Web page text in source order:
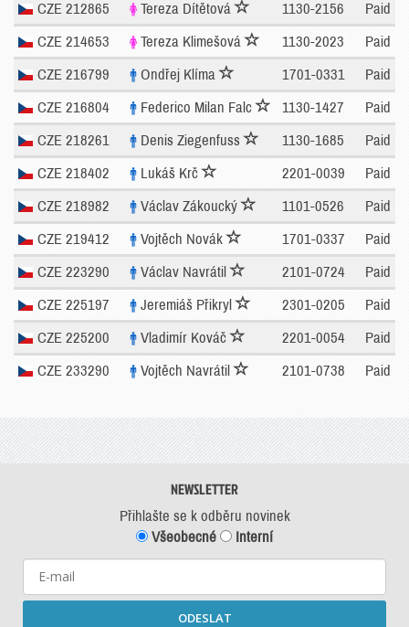
CZE 212865 Tereza Dítětová 1130-2156 Paid
CZE 214653 Tereza Klimešová 1130-2023 Paid
CZE 216799 Ondřej Klíma 1701-0331 Paid
CZE 216804 Federico Milan Falc 1130-1427 Paid
CZE 218261 Denis Ziegenfuss 1130-1685 Paid
CZE 218402 Lukáš Krč 2201-0039 Paid
CZE 218982 Václav Zákoucký 1101-0526 Paid
CZE 219412 Vojtěch Novák 1701-0337 Paid
CZE 223290 Václav Navrátil 2101-0724 Paid
CZE 225197 Jeremiáš Přikryl 2301-0205 Paid
CZE 225200 Vladimír Kováč 2201-0054 Paid
CZE 233290 Vojtěch Navrátil 2101-0738 Paid
NEWSLETTER
Přihlašte se k odběru novinek
Všeobecné
Interní
ODESLAT